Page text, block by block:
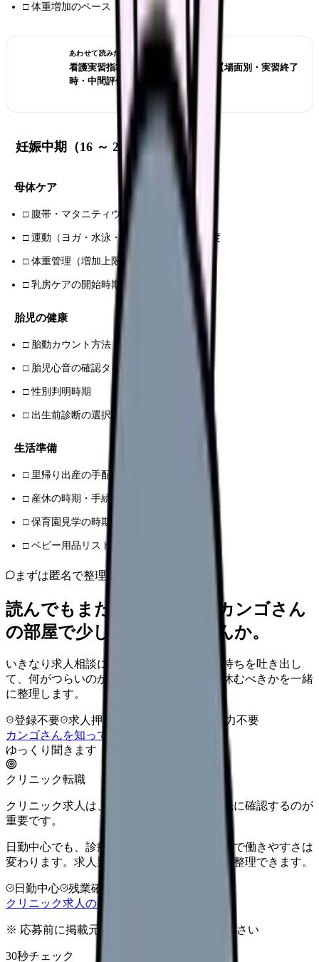
□ 体重増加のペース（週 0.3 kg 目安）
あわせて読みたい
看護実習指導者 コメント例文 50 選【場面別・実習終了
時・中間評価】
妊娠中期（16 ～ 27 週）で聞くこと
母体ケア
□ 腹帯・マタニティウェア購入時期
□ 運動（ヨガ・水泳・ウォーキング）の頻度
□ 体重管理（増加上限）
□ 乳房ケアの開始時期
胎児の健康
□ 胎動カウント方法
□ 胎児心音の確認タイミング
□ 性別判明時期
□ 出生前診断の選択肢
生活準備
□ 里帰り出産の手配
□ 産休の時期・手続き
□ 保育園見学の時期
□ ベビー用品リストの優先順位
まずは匿名で整理
読んでもまだ苦しいなら、カンゴさん
の部屋で少し話してみませんか。
いきなり求人相談には進みません。今の気持ちを吐き出し
て、何がつらいのか、辞めるべきか、少し休むべきかを一緒
に整理します。
登録不要 求人押し売りなし
病院名は入力不要
カンゴさんを知ってから相談する
ゆっくり聞きます
クリニック転職
クリニック求人は、勤務時間と人間関係を先に確認するのが
重要です。
日勤中心でも、診療科・院長方針・人数体制で働きやすさは
変わります。求人票だけで決める前に条件を整理できます。
日勤中心 残業確認
クリニック求人の見方を確認する
※ 応募前に掲載元の最新情報を確認してください
30秒チェック